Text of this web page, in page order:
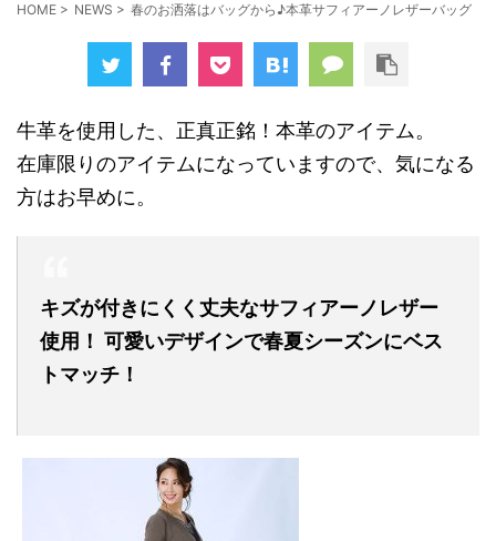
HOME > NEWS > 春のお洒落はバッグから♪本革サフィアーノレザーバッグ
牛革を使用した、正真正銘！本革のアイテム。
在庫限りのアイテムになっていますので、気になる
方はお早めに。
キズが付きにくく丈夫なサフィアーノレザー
使用！ 可愛いデザインで春夏シーズンにベス
トマッチ！